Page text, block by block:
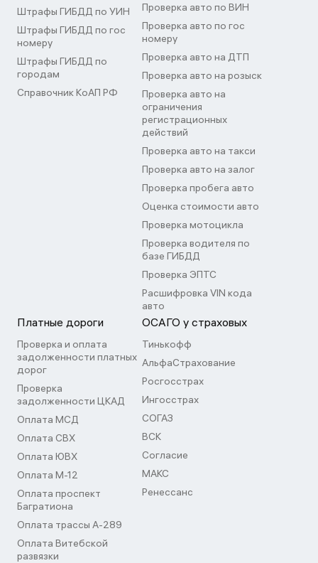
Штрафы ГИБДД по УИН
Штрафы ГИБДД по гос
номеру
Штрафы ГИБДД по
городам
Справочник КоАП РФ
Проверка авто по ВИН
Проверка авто по гос
номеру
Проверка авто на ДТП
Проверка авто на розыск
Проверка авто на
ограничения
регистрационных
действий
Проверка авто на такси
Проверка авто на залог
Проверка пробега авто
Оценка стоимости авто
Проверка мотоцикла
Проверка водителя по
базе ГИБДД
Проверка ЭПТС
Расшифровка VIN кода
авто
Платные дороги
Проверка и оплата
задолженности платных
дорог
Проверка
задолженности ЦКАД
Оплата МСД
Оплата СВХ
Оплата ЮВХ
Оплата М-12
Оплата проспект
Багратиона
Оплата трассы А-289
Оплата Витебской
развязки
ОСАГО у страховых
Тинькофф
АльфаСтрахование
Росгосстрах
Ингосстрах
СОГАЗ
ВСК
Согласие
МАКС
Ренессанс